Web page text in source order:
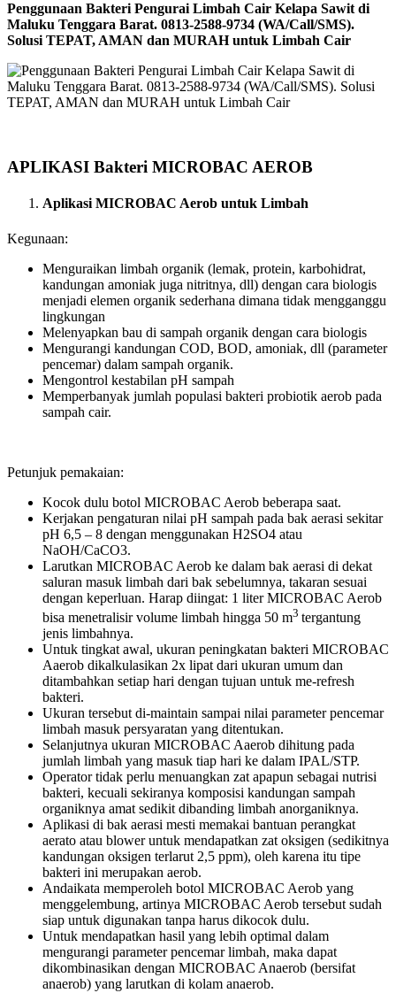
Penggunaan Bakteri Pengurai Limbah Cair Kelapa Sawit di
Maluku Tenggara Barat. 0813-2588-9734 (WA/Call/SMS).
Solusi TEPAT, AMAN dan MURAH untuk Limbah Cair
APLIKASI Bakteri MICROBAC AEROB
Aplikasi MICROBAC Aerob untuk Limbah
Kegunaan:
Menguraikan limbah organik (lemak, protein, karbohidrat,
kandungan amoniak juga nitritnya, dll) dengan cara biologis
menjadi elemen organik sederhana dimana tidak mengganggu
lingkungan
Melenyapkan bau di sampah organik dengan cara biologis
Mengurangi kandungan COD, BOD, amoniak, dll (parameter
pencemar) dalam sampah organik.
Mengontrol kestabilan pH sampah
Memperbanyak jumlah populasi bakteri probiotik aerob pada
sampah cair.
Petunjuk pemakaian:
Kocok dulu botol MICROBAC Aerob beberapa saat.
Kerjakan pengaturan nilai pH sampah pada bak aerasi sekitar
pH 6,5 – 8 dengan menggunakan H2SO4 atau
NaOH/CaCO3.
Larutkan MICROBAC Aerob ke dalam bak aerasi di dekat
saluran masuk limbah dari bak sebelumnya, takaran sesuai
dengan keperluan. Harap diingat: 1 liter MICROBAC Aerob
bisa menetralisir volume limbah hingga 50 m3 tergantung
jenis limbahnya.
Untuk tingkat awal, ukuran peningkatan bakteri MICROBAC
Aaerob dikalkulasikan 2x lipat dari ukuran umum dan
ditambahkan setiap hari dengan tujuan untuk me-refresh
bakteri.
Ukuran tersebut di-maintain sampai nilai parameter pencemar
limbah masuk persyaratan yang ditentukan.
Selanjutnya ukuran MICROBAC Aaerob dihitung pada
jumlah limbah yang masuk tiap hari ke dalam IPAL/STP.
Operator tidak perlu menuangkan zat apapun sebagai nutrisi
bakteri, kecuali sekiranya komposisi kandungan sampah
organiknya amat sedikit dibanding limbah anorganiknya.
Aplikasi di bak aerasi mesti memakai bantuan perangkat
aerato atau blower untuk mendapatkan zat oksigen (sedikitnya
kandungan oksigen terlarut 2,5 ppm), oleh karena itu tipe
bakteri ini merupakan aerob.
Andaikata memperoleh botol MICROBAC Aerob yang
menggelembung, artinya MICROBAC Aerob tersebut sudah
siap untuk digunakan tanpa harus dikocok dulu.
Untuk mendapatkan hasil yang lebih optimal dalam
mengurangi parameter pencemar limbah, maka dapat
dikombinasikan dengan MICROBAC Anaerob (bersifat
anaerob) yang larutkan di kolam anaerob.